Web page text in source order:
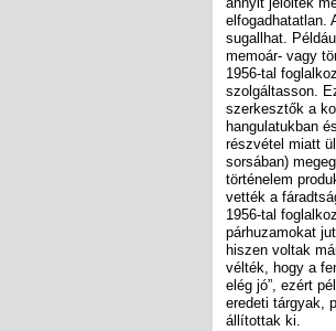
elfogadhatatlan.
sugallhat.
memoár- vagy
1956-tal
szolgáltasson.
szerkesztők a
hangulatukban
részvétel miatt
sorsában)
történelem
vették a
1956-tal
párhuzamokat
hiszen voltak
vélték, hogy a
elég jó”, ezért
eredeti tárgyak,
állítottak ki.